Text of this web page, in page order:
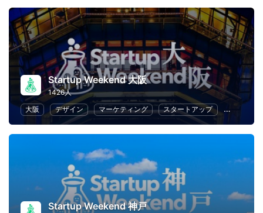
Startup Weekend 大阪
1426人
大阪
デザイン マーケティング スタートアップ ハッカソン
Startup Weekend 神戸